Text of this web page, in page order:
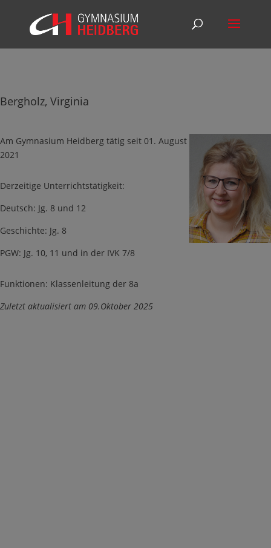
Bergholz, Virginia
Am Gymnasium Heidberg tätig seit 01. August
2021
Derzeitige Unterrichtstätigkeit:
Deutsch: Jg. 8 und 12
Geschichte: Jg. 8
PGW: Jg. 10, 11 und in der IVK 7/8
Funktionen: Klassenleitung der 8a
Zuletzt aktualisiert am 09.Oktober 2025